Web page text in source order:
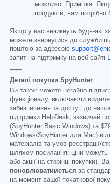
можливо. Примітка:
продуктів, вам
Якщо у вас виникнуть будь-які
можете звернутися до служби
поштою за адресою
запит на підтримку на веб-сайті
------
Деталі покупки SpyHunter
Ви також можете негайно
функціоналу, включаючи
забезпечення та доступ до
підтримки HelpDesk, зазвичай
(SpyHunter Basic Windows) та
Windows/SpyHunter для Mac)
матеріалів та умов реєстрації/
шляхом посилання; ціни можуть
або акції на сторінці покупки).
поновлюватиметься за
на момент вашої початкової